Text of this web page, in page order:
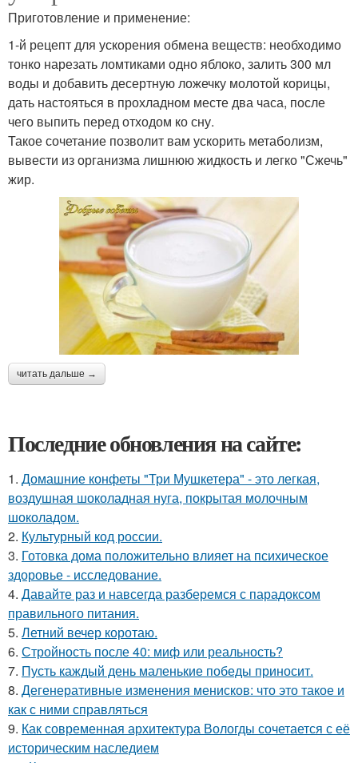
Приготовление и применение:
1-й рецепт для ускорения обмена веществ: необходимо
тонко нарезать ломтиками одно яблоко, залить 300 мл
воды и добавить десертную ложечку молотой корицы,
дать настояться в прохладном месте два часа, после
чего выпить перед отходом ко сну.
Такое сочетание позволит вам ускорить метаболизм,
вывести из организма лишнюю жидкость и легко "Сжечь"
жир.
читать дальше →
Последние обновления на сайте:
1. Домашние конфеты "Три Мушкетера" - это легкая,
воздушная шоколадная нуга, покрытая молочным
шоколадом.
2. Культурный код россии.
3. Готовка дома положительно влияет на психическое
здоровье - исследование.
4. Давайте раз и навсегда разберемся с парадоксом
правильного питания.
5. Летний вечер коротаю.
6. Стройность после 40: миф или реальность?
7. Пусть каждый день маленькие победы приносит.
8. Дегенеративные изменения менисков: что это такое и
как с ними справляться
9. Как современная архитектура Вологды сочетается с её
историческим наследием